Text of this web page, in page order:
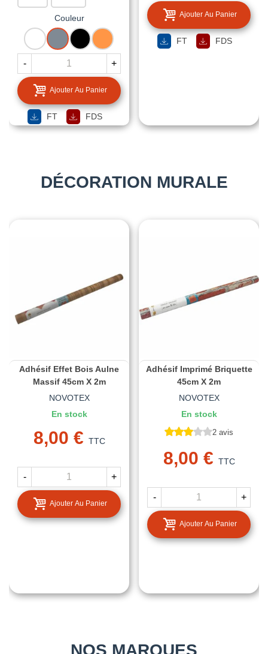
Couleur
BLANC GRIS NOIR TUILE
- +
Ajouter Au Panier
FT FDS
Ajouter Au Panier
FT FDS
DÉCORATION MURALE
Adhésif Effet Bois Aulne
Massif 45cm X 2m
NOVOTEX
En stock
8,00 € TTC
- +
Ajouter Au Panier
Adhésif Imprimé Briquette
45cm X 2m
NOVOTEX
En stock
2 avis
8,00 € TTC
- +
Ajouter Au Panier
NOS MARQUES